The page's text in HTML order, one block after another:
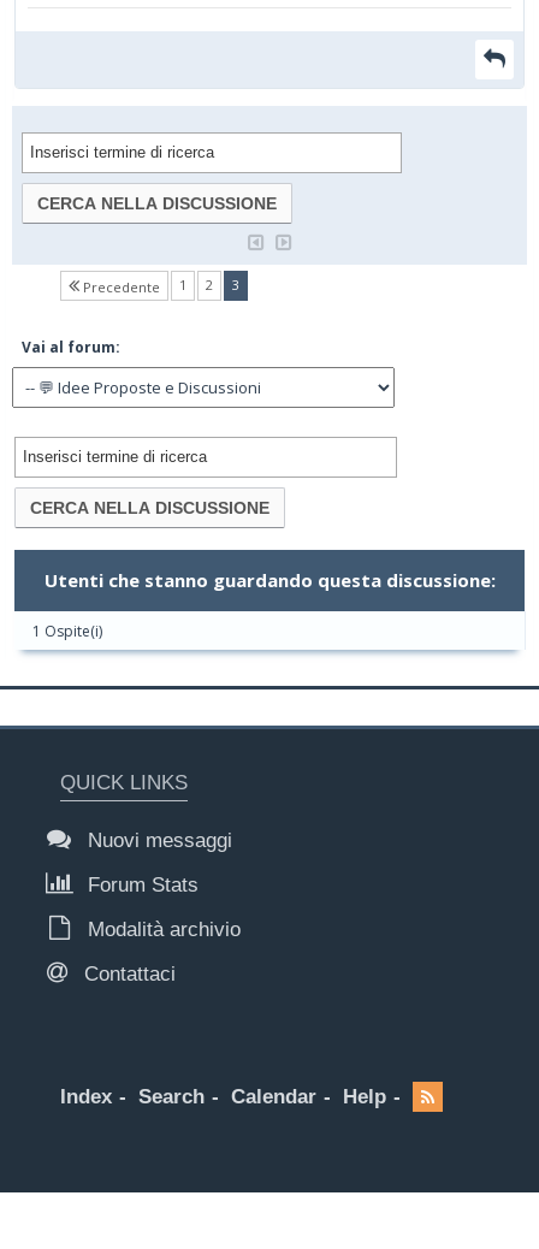
Precedente 1 2 3(current)
Vai al forum:
Utenti che stanno guardando questa discussione:
1 Ospite(i)
QUICK LINKS
Nuovi messaggi
Forum Stats
Modalità archivio
Contattaci
Index Search Calendar Help